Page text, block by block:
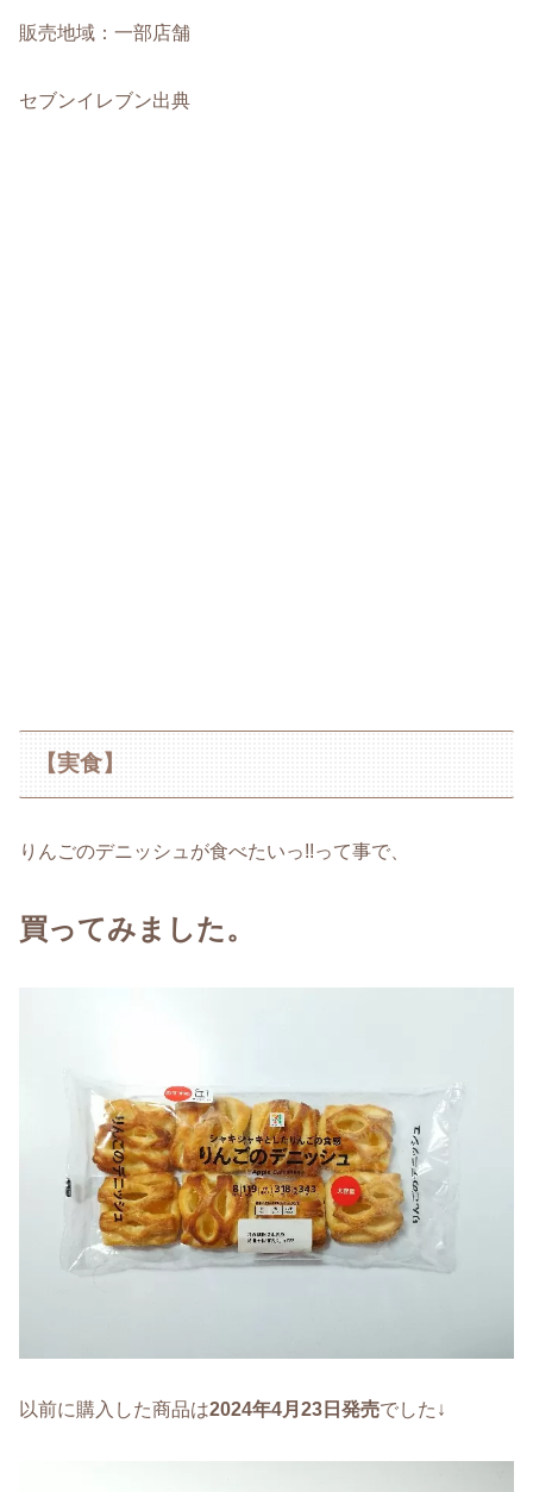
販売地域：一部店舗
セブンイレブン出典
【実食】
りんごのデニッシュが食べたいっ!!って事で、
買ってみました。
以前に購入した商品は2024年4月23日発売でした↓